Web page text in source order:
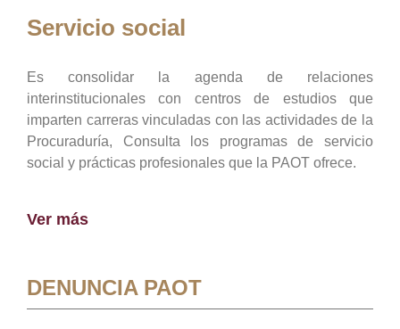
Servicio social
Es consolidar la agenda de relaciones
interinstitucionales con centros de estudios que
imparten carreras vinculadas con las actividades de la
Procuraduría, Consulta los programas de servicio
social y prácticas profesionales que la PAOT ofrece.
Ver más
DENUNCIA PAOT